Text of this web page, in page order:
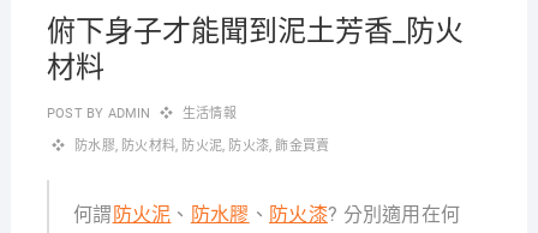
俯下身子才能聞到泥土芳香_防火
材料
POST BY ADMIN 生活情報
防水膠, 防火材料, 防火泥, 防火漆,飾金買賣
何謂 防火泥 、 防水膠 、 防火漆? 分別適用在何